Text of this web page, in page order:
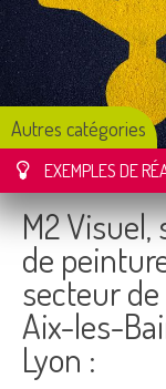
Autres catégories
M2
de
secteur
Aix-les-
Lyon :